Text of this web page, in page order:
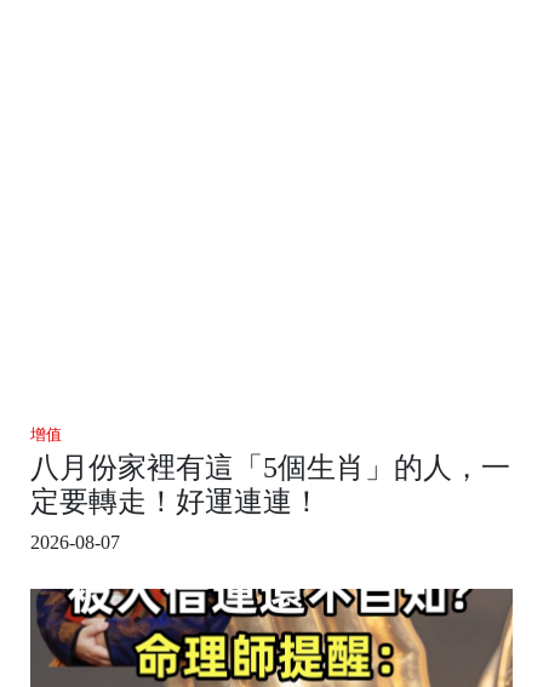
增值
八月份家裡有這「5個生肖」的人，一
定要轉走！好運連連！
2026-08-07